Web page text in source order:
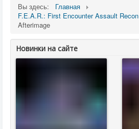
Вы здесь:
Главная
F.E.A.R.: First Encounter Assault Recon
Afterimage
Новинки на сайте